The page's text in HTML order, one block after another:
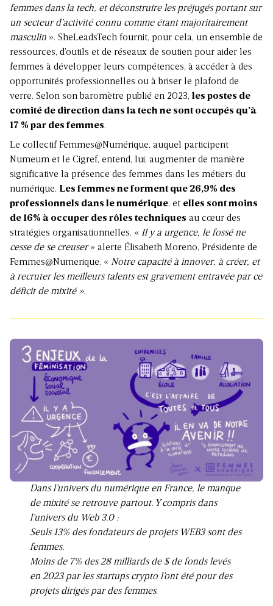
femmes dans la tech, et déconstruire les préjugés portant sur
un secteur d’activité connu comme étant majoritairement
masculin ». SheLeadsTech fournit, pour cela, un ensemble de
ressources, d’outils et de réseaux de soutien pour aider les
femmes à développer leurs compétences, à accéder à des
opportunités professionnelles ou à briser le plafond de
verre. Selon son baromètre publié en 2023, les postes de
comité de direction dans la tech ne sont occupés qu’à
17 % par des femmes.
Le collectif Femmes@Numérique, auquel participent
Numeum et le Cigref, entend, lui, augmenter de manière
significative la présence des femmes dans les métiers du
numérique. Les femmes ne forment que 26,9% des
professionnels dans le numérique, et elles sont moins
de 16% à occuper des rôles techniques au cœur des
stratégies organisationnelles. « Il y a urgence, le fossé ne
cesse de se creuser» alerte Élisabeth Moreno, Présidente de
Femmes@Numerique. « Notre capacité à innover, à créer, et
à recruter les meilleurs talents est gravement entravée par ce
déficit de mixité ».
Dans l’univers du numérique en France, le manque
de mixité se retrouve partout. Y compris dans
l’univers du Web 3.0 :
Seuls 13% des fondateurs de projets WEB3 sont des
femmes.
Moins de 7% des 28 milliards de $ de fonds levés
en 2023 par les startups crypto l’ont été pour des
projets dirigés par des femmes.